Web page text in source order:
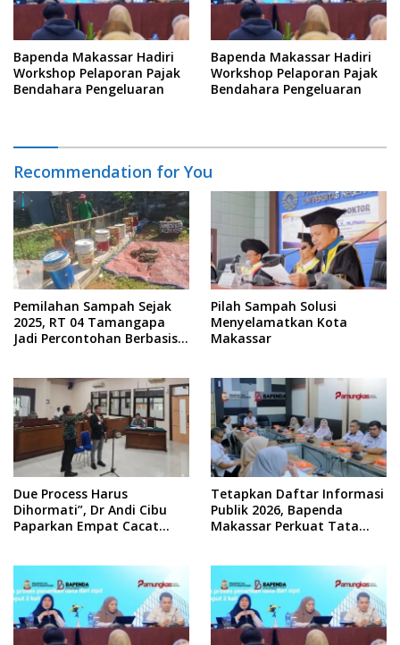
Bapenda Makassar Hadiri
Workshop Pelaporan Pajak
Bendahara Pengeluaran
Bapenda Makassar Hadiri
Workshop Pelaporan Pajak
Bendahara Pengeluaran
Recommendation for You
Pemilahan Sampah Sejak
2025, RT 04 Tamangapa
Jadi Percontohan Berbasis
Pilah Sampah Solusi
Menyelamatkan Kota
Makassar
Due Process Harus
Dihormati”, Dr Andi Cibu
Paparkan Empat Cacat
Tetapkan Daftar Informasi
Publik 2026, Bapenda
Makassar Perkuat Tata